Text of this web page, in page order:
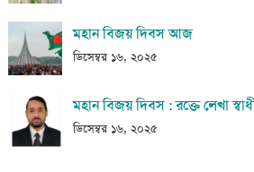
মহান বিজয় দিবস আজ
ডিসেম্বর ১৬, ২০২৫
মহান বিজয় দিবস : রক্তে লেখা
ডিসেম্বর ১৬, ২০২৫